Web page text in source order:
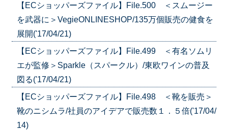
【ECショッパーズファイル】File.500 ＜スムージー
を武器に＞VegieONLINESHOP/135万個販売の健食を
展開('17/04/21)
【ECショッパーズファイル】File.499 ＜有名ソムリ
エが監修＞Sparkle（スパークル）/東欧ワインの普及
図る('17/04/21)
【ECショッパーズファイル】File.498 ＜靴を販売＞
靴のニシムラ/社員のアイデアで販売数１．５倍('17/04/
14)